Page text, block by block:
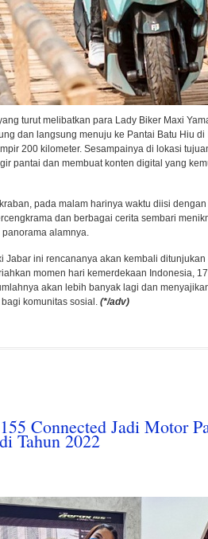
turut melibatkan para Lady Biker Maxi
dan langsung menuju ke Pantai Batu Hiu
200 kilometer. Sesampainya di lokasi
pantai dan membuat konten digital yang
pada malam harinya waktu diisi
dan berbagai cerita sembari
alamnya.
Jabar ini rencananya akan kembali
momen hari kemerdekaan Indonesia,
akan lebih banyak lagi dan
komunitas sosial. (*/adv)
Connected Jadi Motor
Tahun 2022